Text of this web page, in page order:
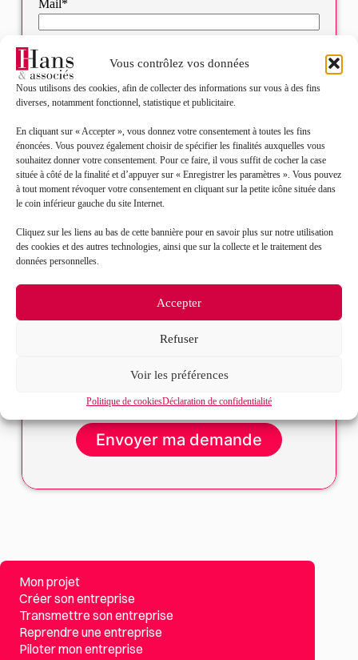
Vous contrôlez vos données
Nous utilisons des cookies, afin de collecter des informations sur vous à des fins
diverses, notamment fonctionnel, statistique et publicitaire.
En cliquant sur « Accepter », vous donnez votre consentement à toutes les fins
énoncées. Vous pouvez également choisir de spécifier les finalités auxquelles vous
souhaitez donner votre consentement. Pour ce faire, il vous suffit de cocher la case
située à côté de la finalité et d’appuyer sur « Enregistrer les paramètres ». Vous pouvez
à tout moment révoquer votre consentement en cliquant sur la petite icône située dans
le coin inférieur gauche du site Internet.
Cliquez sur les liens au bas de cette bannière pour en savoir plus sur notre utilisation
des cookies et des autres technologies, ainsi que sur la collecte et le traitement des
données personnelles.
Accepter
Refuser
Voir les préférences
Politique de cookiesDéclaration de confidentialité
Mail*
Objet de votre demande*
Sélectionnez votre bureau
Message*
J’accepte que mes données soient traitées en accord
politique de confidentialitéet lesconditions
d’utilisations’appliquent.
Mon projet
Créer son entreprise
Transmettre son entreprise
Reprendre une entreprise
Piloter mon entreprise